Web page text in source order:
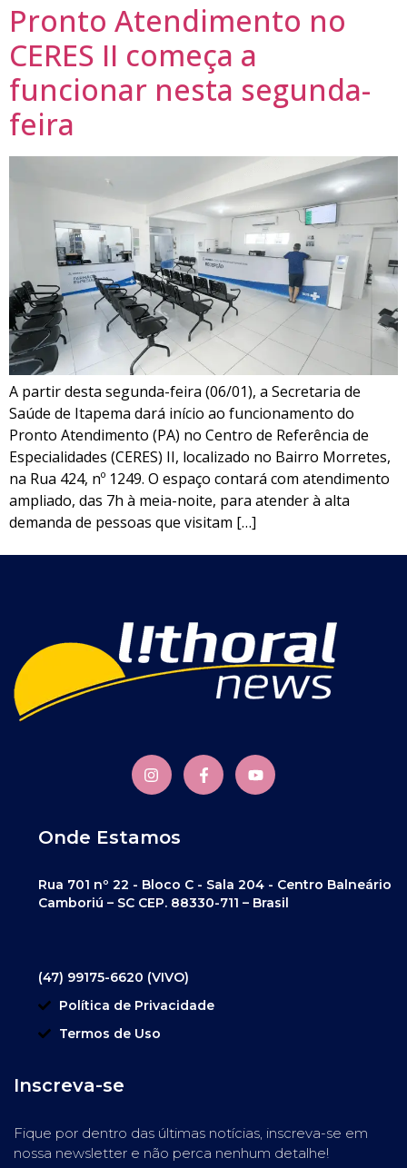
Pronto Atendimento no
CERES II começa a
funcionar nesta segunda-
feira
A partir desta segunda-feira (06/01), a Secretaria de
Saúde de Itapema dará início ao funcionamento do
Pronto Atendimento (PA) no Centro de Referência de
Especialidades (CERES) II, localizado no Bairro Morretes,
na Rua 424, nº 1249. O espaço contará com atendimento
ampliado, das 7h à meia-noite, para atender à alta
demanda de pessoas que visitam […]
Onde Estamos
Rua 701 nº 22 - Bloco C - Sala 204 - Centro Balneário
Camboriú – SC CEP. 88330-711 – Brasil
(47) 99175-6620 (VIVO)
Política de Privacidade
Termos de Uso
Inscreva-se
Fique por dentro das últimas notícias, inscreva-se em
nossa newsletter e não perca nenhum detalhe!